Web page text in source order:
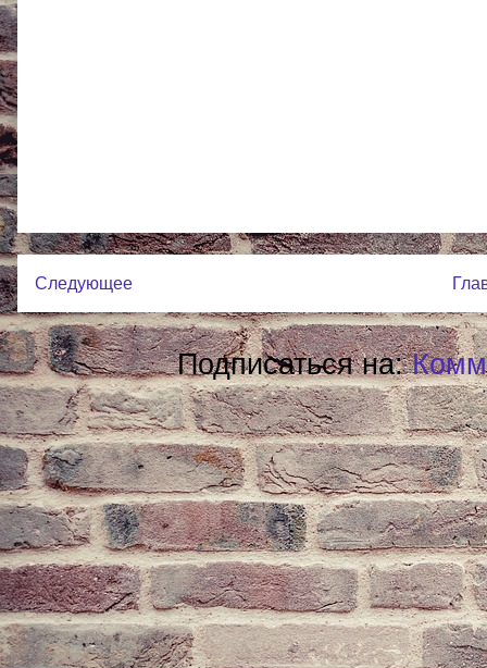
Следующее
Подписаться на: